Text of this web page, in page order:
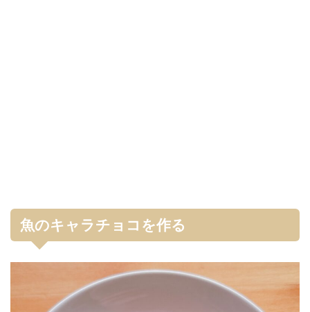
魚のキャラチョコを作る